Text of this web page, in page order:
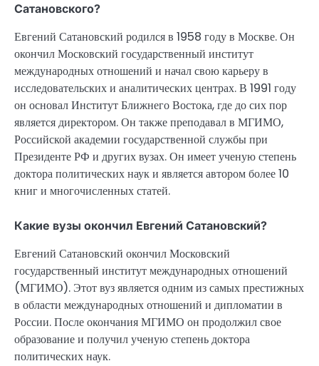
Сатановского?
Евгений Сатановский родился в 1958 году в Москве. Он
окончил Московский государственный институт
международных отношений и начал свою карьеру в
исследовательских и аналитических центрах. В 1991 году
он основал Институт Ближнего Востока, где до сих пор
является директором. Он также преподавал в МГИМО,
Российской академии государственной службы при
Президенте РФ и других вузах. Он имеет ученую степень
доктора политических наук и является автором более 10
книг и многочисленных статей.
Какие вузы окончил Евгений Сатановский?
Евгений Сатановский окончил Московский
государственный институт международных отношений
(МГИМО). Этот вуз является одним из самых престижных
в области международных отношений и дипломатии в
России. После окончания МГИМО он продолжил свое
образование и получил ученую степень доктора
политических наук.